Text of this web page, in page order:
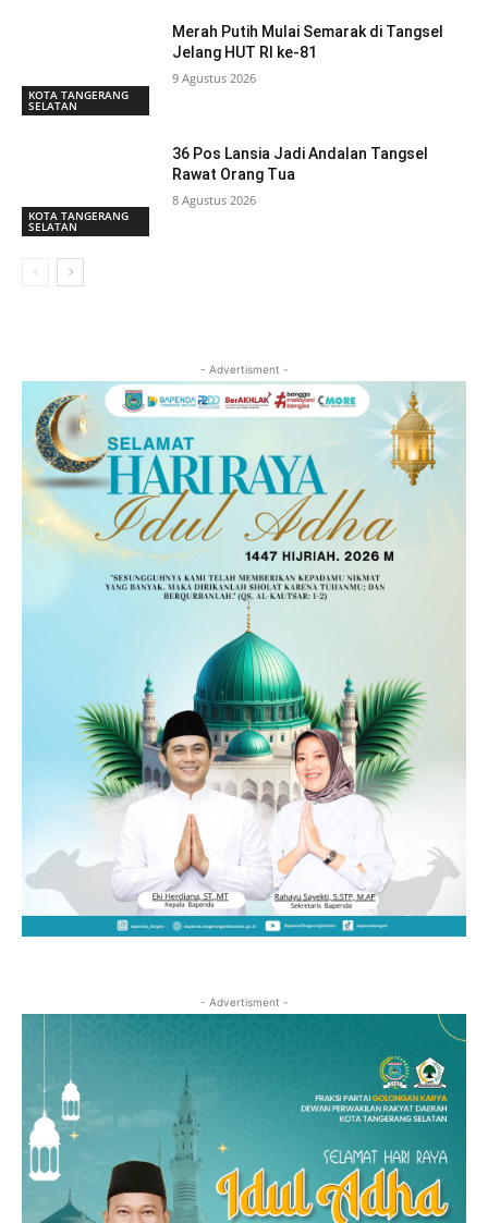
KOTA TANGERANG
SELATAN
Merah Putih Mulai Semarak di Tangsel
Jelang HUT RI ke-81
9 Agustus 2026
KOTA TANGERANG
SELATAN
36 Pos Lansia Jadi Andalan Tangsel
Rawat Orang Tua
8 Agustus 2026
- Advertisment -
- Advertisment -